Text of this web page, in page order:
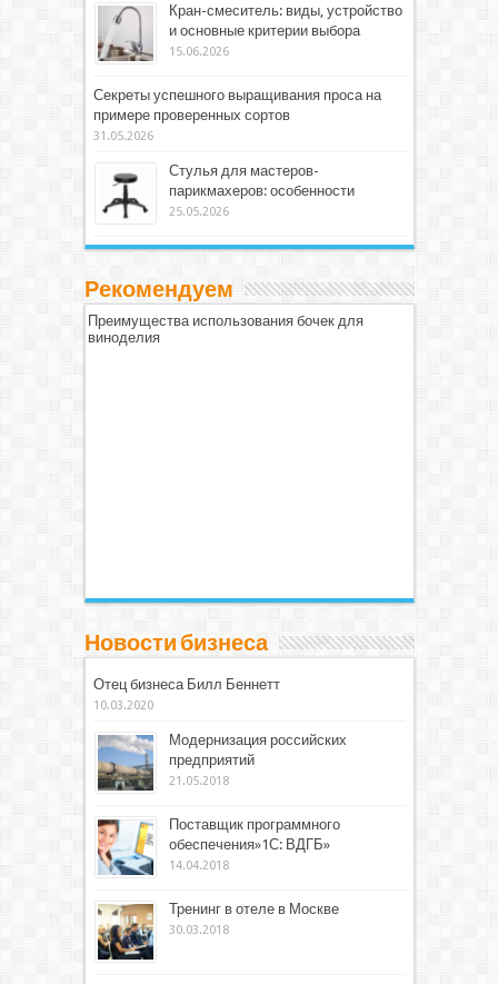
Кран-смеситель: виды, устройство
и основные критерии выбора
15.06.2026
Секреты успешного выращивания проса на
примере проверенных сортов
31.05.2026
Стулья для мастеров-
парикмахеров: особенности
25.05.2026
Рекомендуем
Преимущества использования бочек для
виноделия
Новости бизнеса
Отец бизнеса Билл Беннетт
10.03.2020
Модернизация российских
предприятий
21.05.2018
Поставщик программного
обеспечения»1С: ВДГБ»
14.04.2018
Тренинг в отеле в Москве
30.03.2018